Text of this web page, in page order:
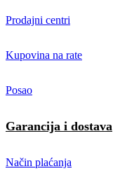
Prodajni centri
Kupovina na rate
Posao
Garancija i dostava
Način plaćanja